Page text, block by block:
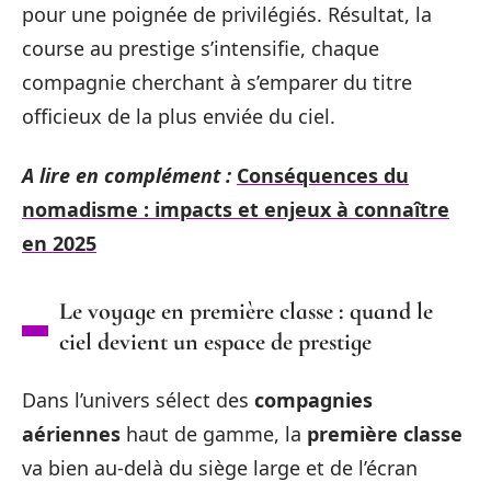
pour une poignée de privilégiés. Résultat, la
course au prestige s’intensifie, chaque
compagnie cherchant à s’emparer du titre
officieux de la plus enviée du ciel.
A lire en complément : Conséquences du
nomadisme : impacts et enjeux à connaître
en 2025
Le voyage en première classe : quand le
ciel devient un espace de prestige
Dans l’univers sélect des compagnies
aériennes haut de gamme, la première classe
va bien au-delà du siège large et de l’écran